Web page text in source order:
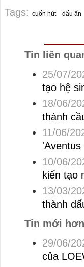
Tags: cuốn hút dấu ấn
Tin liên
25/07/
tạo hệ
18/06/
thành
11/06/
10/06/
kiến tạo
13/03/
thành
Tin mới
29/06/
của